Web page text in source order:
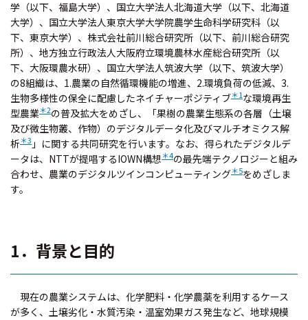
学（以下、福島大学）、国立大学法人北海道大学（以下、北海道
大学）、国立大学法人東京大学大学院農学生命科学研究科（以
下、東京大学）、株式会社前川総合研究所（以下、前川総合研究
所）、地方独立行政法人大阪府立環境農林水産総合研究所（以
下、大阪環農水研）、国立大学法人筑波大学（以下、筑波大学）
の8組織は、1.農業の自然循環機能の増進、2.環境負荷の低減、3.
生物多様性の保全に配慮したネイチャーポジティブ＊1な環境再生
型農業＊2の普及拡大をめざし、「果樹の農業生態系の各層（土壌
及び微生物叢、作物）のデジタルデータ化及びマルチオミクス解
析＊3 」に関する共同研究を行います。なお、得られたデジタルデ
ータは、NTTが提唱するIOWN構想＊4の最先端テクノロジーと組み
合わせ、農業のデジタルツインコンピューティング＊5をめざしま
す。
1．背景と目的
現在の農業システムは、化学肥料・化学農薬を利用するケース
が多く、土壌劣化・水質汚染・温室効果ガス発生など、地球規模